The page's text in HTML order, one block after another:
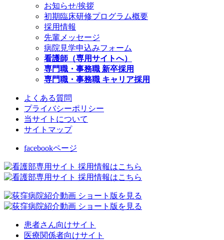
お知らせ/挨拶
初期臨床研修プログラム概要
採用情報
先輩メッセージ
病院見学申込みフォーム
看護師（専用サイトへ）
専門職・事務職 新卒採用
専門職・事務職 キャリア採用
よくある質問
プライバシーポリシー
当サイトについて
サイトマップ
facebookページ
患者さん向けサイト
医療関係者向けサイト